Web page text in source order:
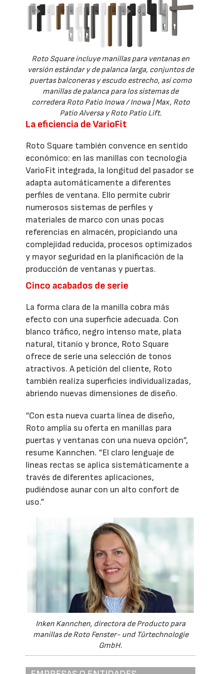
Roto Square incluye manillas para ventanas en
versión estándar y de palanca larga, conjuntos de
puertas balconeras y escudo estrecho, así como
manillas de palanca para los sistemas de
corredera Roto Patio Inowa / Inowa | Max, Roto
Patio Alversa y Roto Patio Lift.
La eficiencia de VarioFit
Roto Square también convence en sentido
económico: en las manillas con tecnología
VarioFit integrada, la longitud del pasador se
adapta automáticamente a diferentes
perfiles de ventana. Ello permite cubrir
numerosos sistemas de perfiles y
materiales de marco con unas pocas
referencias en almacén, propiciando una
complejidad reducida, procesos optimizados
y mayor seguridad en la planificación de la
producción de ventanas y puertas.
Cinco acabados de serie
La forma clara de la manilla cobra más
efecto con una superficie adecuada. Con
blanco tráfico, negro intenso mate, plata
natural, titanio y bronce, Roto Square
ofrece de serie una selección de tonos
atractivos. A petición del cliente, Roto
también realiza superficies individualizadas,
abriendo nuevas dimensiones de diseño.
“Con esta nueva cuarta línea de diseño,
Roto amplía su oferta en manillas para
puertas y ventanas con una nueva opción”,
resume Kannchen. “El claro lenguaje de
líneas rectas se aplica sistemáticamente a
través de diferentes aplicaciones,
pudiéndose aunar con un alto confort de
uso.”
Inken Kannchen, directora de Producto para
manillas de Roto Fenster- und Türtechnologie
GmbH.